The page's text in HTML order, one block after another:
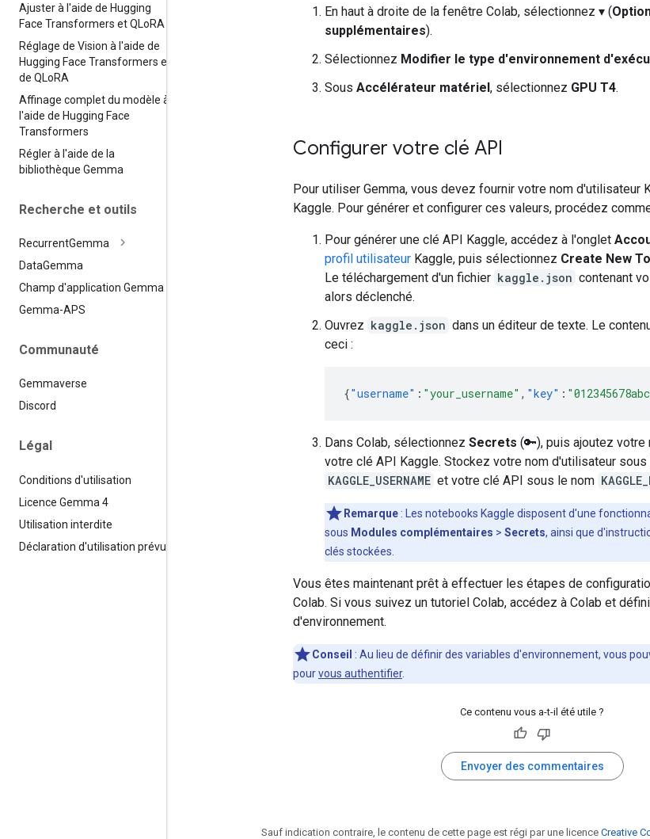
Ajuster à l'aide de Hugging
Face Transformers et QLoRA
Réglage de Vision à l'aide de
Hugging Face Transformers et
de QLoRA
Affinage complet du modèle à
l'aide de Hugging Face
Transformers
Régler à l'aide de la
bibliothèque Gemma
Recherche et outils
RecurrentGemma
DataGemma
Champ d'application Gemma
Gemma-APS
Communauté
Gemmaverse
Discord
Légal
Conditions d'utilisation
Licence Gemma 4
Utilisation interdite
Déclaration d'utilisation prévue
En haut à droite de la fenêtre Colab, sélectionnez ▾ (
supplémentaires).
Sélectionnez Modifier le type d'environnement
Sous Accélérateur matériel, sélectionnez GPU T4.
Configurer votre clé API
Pour utiliser Gemma, vous devez fournir votre nom d'utilisateur
Kaggle. Pour générer et configurer ces valeurs, procédez
Pour générer une clé API Kaggle, accédez à l'onglet
profil utilisateur Kaggle, puis sélectionnez Create New
Le téléchargement d'un fichier kaggle.json contenant
alors déclenché.
Ouvrez kaggle.json dans un éditeur de texte. Le
ceci :
{"username" : "your_username" , "key" :
Dans Colab, sélectionnez Secrets (🔑), puis ajoutez
votre clé API Kaggle. Stockez votre nom d'utilisateur sous
KAGGLE_USERNAME et votre clé API sous le nom
Remarque : Les notebooks Kaggle disposent d'une
sous Modules complémentaires > Secrets, ainsi que
clés stockées.
Vous êtes maintenant prêt à effectuer les étapes de
Colab. Si vous suivez un tutoriel Colab, accédez à Colab et
d'environnement.
Conseil : Au lieu de définir des variables d'environnement, vous
pourvous authentifier.
Ce contenu vous a-t-il été utile ?
Envoyer des commentaires
Sauf indication contraire, le contenu de cette page est régi par une licence Creative